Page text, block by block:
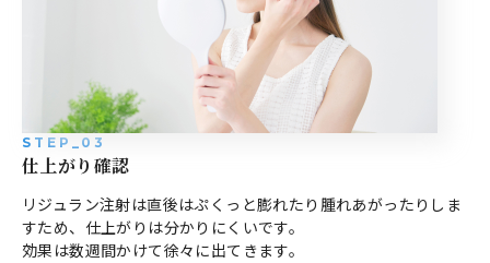
STEP_03
仕上がり確認
リジュラン注射は直後はぷくっと膨れたり腫れあがったりしま
すため、仕上がりは分かりにくいです。
効果は数週間かけて徐々に出てきます。